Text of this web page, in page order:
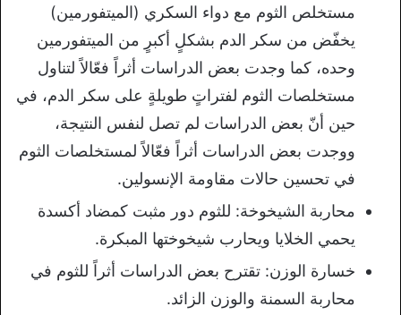
مستخلص الثوم مع دواء السكري (الميتفورمين)
يخفّض من سكر الدم بشكلٍ أكبرٍ من الميتفورمين
وحده، كما وجدت بعض الدراسات أثراً فعّالاً لتناول
مستخلصات الثوم لفتراتٍ طويلةٍ على سكر الدم، في
حين أنّ بعض الدراسات لم تصل لنفس النتيجة،
ووجدت بعض الدراسات أثراً فعّالاً لمستخلصات الثوم
في تحسين حالات مقاومة الإنسولين.
محاربة الشيخوخة: للثوم دور مثبت كمضاد أكسدة
يحمي الخلايا ويحارب شيخوختها المبكرة.
خسارة الوزن: تقترح بعض الدراسات أثراً للثوم في
محاربة السمنة والوزن الزائد.